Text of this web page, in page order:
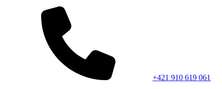
+421 910 619 061